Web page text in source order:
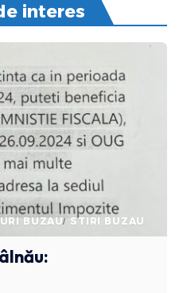
interes
BUZAU STIRI BUZAU